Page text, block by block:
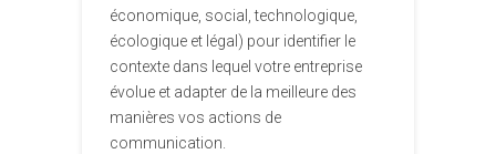
économique, social, technologique,
écologique et légal) pour identifier le
contexte dans lequel votre entreprise
évolue et adapter de la meilleure des
manières vos actions de
communication.